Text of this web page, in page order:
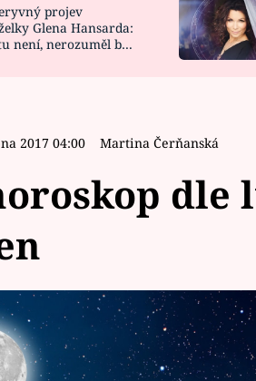
VAŘENÍ
projev
Glena Hansarda:
není, nerozuměl by
2017 04:00 Martina Čerňanská
dle